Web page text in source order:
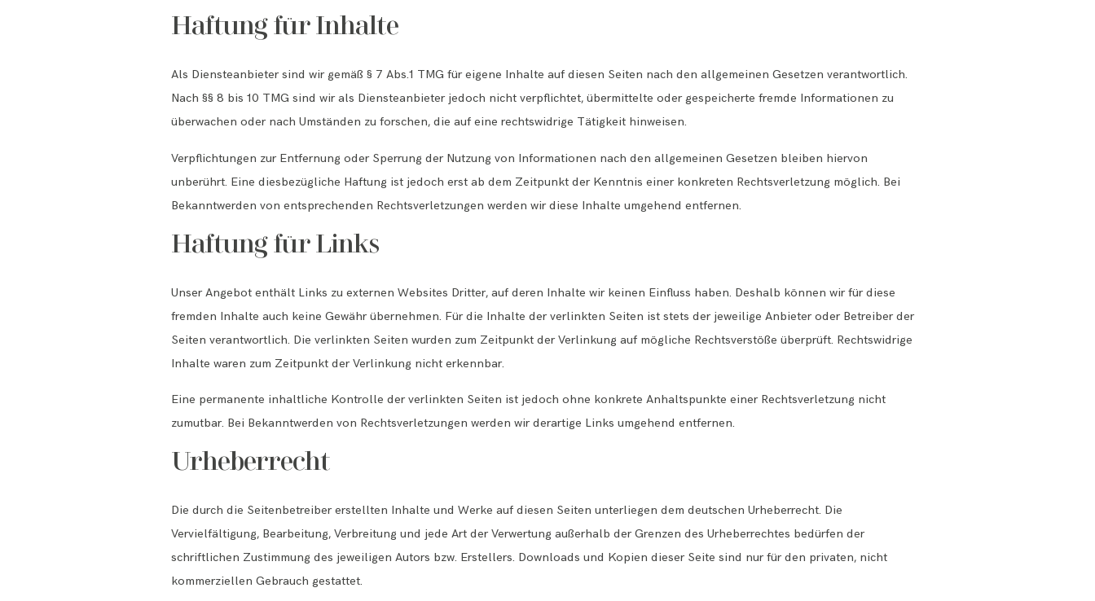
Haftung für Inhalte
Als Diensteanbieter sind wir gemäß § 7 Abs.1 TMG für eigene Inhalte auf diesen Seiten nach den allgemeinen Gesetzen verantwortlich.
Nach §§ 8 bis 10 TMG sind wir als Diensteanbieter jedoch nicht verpflichtet, übermittelte oder gespeicherte fremde Informationen zu
überwachen oder nach Umständen zu forschen, die auf eine rechtswidrige Tätigkeit hinweisen.
Verpflichtungen zur Entfernung oder Sperrung der Nutzung von Informationen nach den allgemeinen Gesetzen bleiben hiervon
unberührt. Eine diesbezügliche Haftung ist jedoch erst ab dem Zeitpunkt der Kenntnis einer konkreten Rechtsverletzung möglich. Bei
Bekanntwerden von entsprechenden Rechtsverletzungen werden wir diese Inhalte umgehend entfernen.
Haftung für Links
Unser Angebot enthält Links zu externen Websites Dritter, auf deren Inhalte wir keinen Einfluss haben. Deshalb können wir für diese
fremden Inhalte auch keine Gewähr übernehmen. Für die Inhalte der verlinkten Seiten ist stets der jeweilige Anbieter oder Betreiber der
Seiten verantwortlich. Die verlinkten Seiten wurden zum Zeitpunkt der Verlinkung auf mögliche Rechtsverstöße überprüft. Rechtswidrige
Inhalte waren zum Zeitpunkt der Verlinkung nicht erkennbar.
Eine permanente inhaltliche Kontrolle der verlinkten Seiten ist jedoch ohne konkrete Anhaltspunkte einer Rechtsverletzung nicht
zumutbar. Bei Bekanntwerden von Rechtsverletzungen werden wir derartige Links umgehend entfernen.
Urheberrecht
Die durch die Seitenbetreiber erstellten Inhalte und Werke auf diesen Seiten unterliegen dem deutschen Urheberrecht. Die
Vervielfältigung, Bearbeitung, Verbreitung und jede Art der Verwertung außerhalb der Grenzen des Urheberrechtes bedürfen der
schriftlichen Zustimmung des jeweiligen Autors bzw. Erstellers. Downloads und Kopien dieser Seite sind nur für den privaten, nicht
kommerziellen Gebrauch gestattet.